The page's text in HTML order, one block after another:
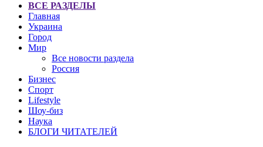
ВСЕ РАЗДЕЛЫ
Главная
Украина
Город
Мир
Все новости раздела
Россия
Бизнес
Спорт
Lifestyle
Шоу-биз
Наука
БЛОГИ ЧИТАТЕЛЕЙ